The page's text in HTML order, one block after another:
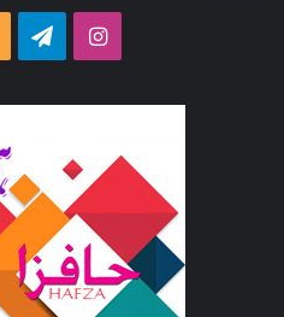
اینستاگرام